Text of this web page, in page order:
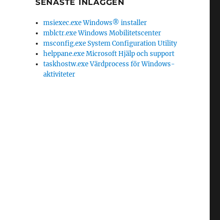
SENASTE INLÄGGEN
msiexec.exe Windows® installer
mblctr.exe Windows Mobilitetscenter
msconfig.exe System Configuration Utility
helppane.exe Microsoft Hjälp och support
taskhostw.exe Värdprocess för Windows-
aktiviteter